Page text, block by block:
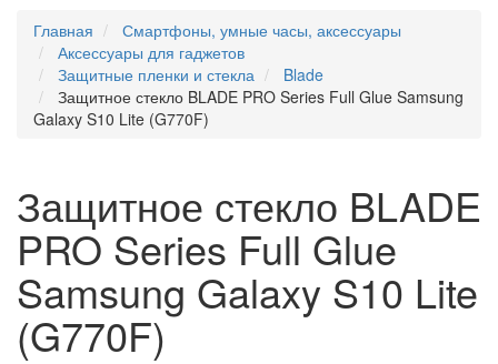
Главная
Смартфоны, умные часы, аксессуары
Аксессуары для гаджетов
Защитные пленки и стекла
Blade
Защитное стекло BLADE PRO Series Full Glue Samsung
Galaxy S10 Lite (G770F)
Защитное стекло BLADE
PRO Series Full Glue
Samsung Galaxy S10 Lite
(G770F)